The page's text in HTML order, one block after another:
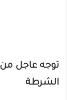
توجه عاجل من
الشرطة